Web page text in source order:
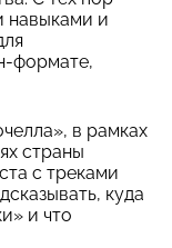
навыками и
формате,
в рамках
страны
с треками
куда
и что